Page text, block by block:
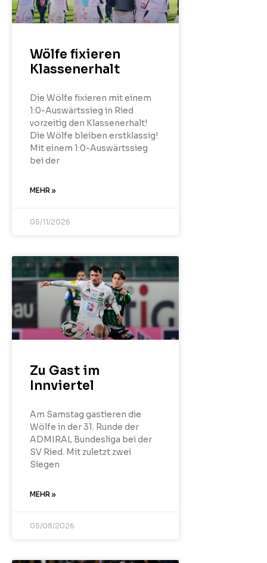
Wölfe fixieren
Klassenerhalt
Die Wölfe fixieren mit einem
1:0-Auswärtssieg in Ried
vorzeitig den Klassenerhalt!
Die Wölfe bleiben erstklassig!
Mit einem 1:0-Auswärtssieg
bei der
MEHR »
05/11/2026
Zu Gast im
Innviertel
Am Samstag gastieren die
Wölfe in der 31. Runde der
ADMIRAL Bundesliga bei der
SV Ried. Mit zuletzt zwei
Siegen
MEHR »
05/08/2026